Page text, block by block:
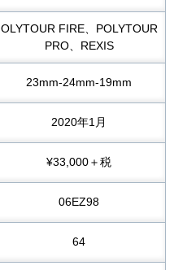
OLYTOUR FIRE、POLYTOUR
PRO、REXIS
23mm-24mm-19mm
2020年1月
¥33,000＋税
06EZ98
64